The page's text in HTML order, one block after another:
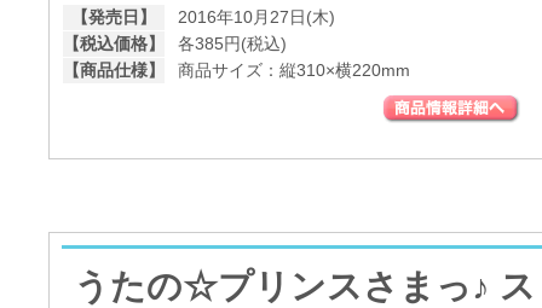
【発売日】
2016年10月27日(木)
【税込価格】
各385円(税込)
【商品仕様】
商品サイズ：縦310×横220mm
うたの☆プリンスさまっ♪